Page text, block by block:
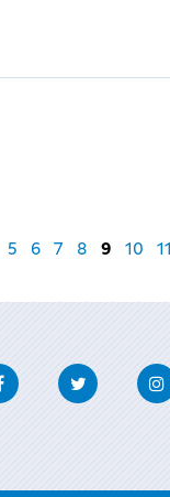
5 6 7 8 9 10 11
FacebookTwitter